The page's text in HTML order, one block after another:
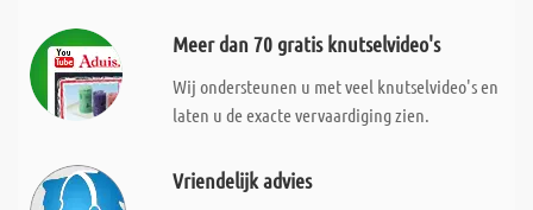
Meer dan 70 gratis knutselvideo's
Wij ondersteunen u met veel knutselvideo's en
laten u de exacte vervaardiging zien.
Vriendelijk advies